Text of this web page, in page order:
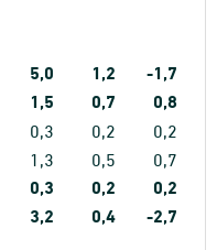
5,0 1,2
-1,7
1,5 0,7 0,8
0,3 0,2
0,2
1,3 0,5 0,7
0,3 0,2
0,2
3,2 0,4 -2,7